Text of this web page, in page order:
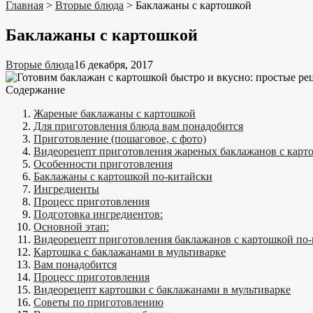
Главная > Вторые блюда > Баклажаны с картошкой
Баклажаны с картошкой
Вторые блюда16 декабря, 2017
Содержание
Жареные баклажаны с картошкой
Для приготовления блюда вам понадобится
Приготовление (пошаговое, с фото)
Видеорецепт приготовления жареных баклажанов с
Особенности приготовления
Баклажаны с картошкой по-китайски
Ингредиенты
Процесс приготовления
Подготовка ингредиентов:
Основной этап:
Видеорецепт приготовления баклажанов с картошкой
Картошка с баклажанами в мультиварке
Вам понадобится
Процесс приготовления
Видеорецепт картошки с баклажанами в мультиварке
Советы по приготовлению